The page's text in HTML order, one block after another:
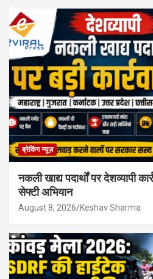
ब्रेकिंग न्यूज़
नकली खाद्य पदार्थों पर देशव्यापी
सेफ्टी अभियान
August 8, 2026 Keshav Sharma